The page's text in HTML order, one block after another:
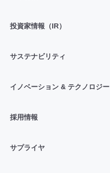
投資家情報（IR）
サステナビリティ
イノベーション & テクノロジー
採用情報
サプライヤ